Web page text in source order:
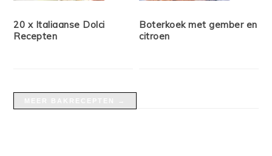
20 x Italiaanse Dolci
Recepten
Boterkoek met gember en
citroen